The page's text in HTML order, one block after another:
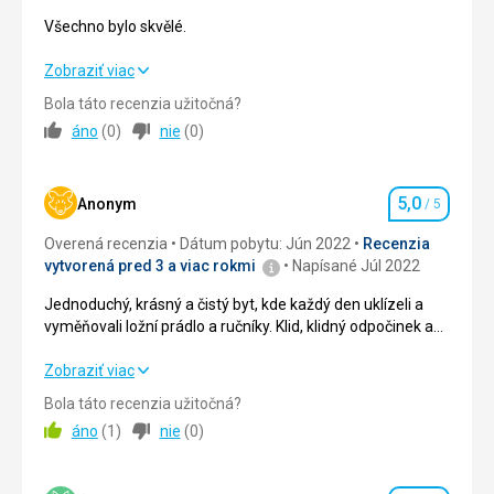
Google Translate
Všechno bylo skvělé.
Všechno bylo skvělé.
Strava
Okolie 5,0/ 5
Služby 5,0/ 5
3-4 minuty chůze. Písečná a kamenitá pláž, takže boty do
vody se budou hodit
Strava
Ubytovanie
Zobraziť viac
Bola táto recenzia užitočná?
áno (0) nie (0)
Anonym Hodnotenie
5,0 / 5
Overená recenzia Dátum pobytu: Jún 2022
Recenzia
vytvorená pred 3 a viac rokmi
Napísané Júl 2022
Jednoduchý, krásný a čistý byt, kde každý den uklízeli a
vyměňovali ložní prádlo a ručníky. Klid, klidný odpočinek a
skvělé!
Jednoduchý, krásný a čistý byt, kde každý den uklízeli a
spánek byl zaručen. Pohodlné postele. Všechno bylo
skvělé!
Zobraziť viac
Bola táto recenzia užitočná?
áno (1 ) nie (0)